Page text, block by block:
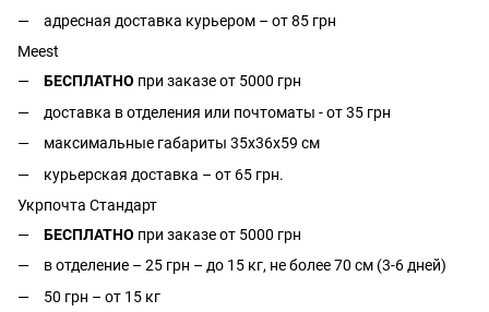
адресная доставка курьером – от 85 грн
Meest
БЕСПЛАТНО при заказе от 5000 грн
доставка в отделения или почтоматы - от 35 грн
максимальные габариты 35x36x59 см
курьерская доставка – от 65 грн.
Укрпочта Стандарт
БЕСПЛАТНО при заказе от 5000 грн
в отделение – 25 грн – до 15 кг, не более 70 см (3-6 дней)
50 грн – от 15 кг